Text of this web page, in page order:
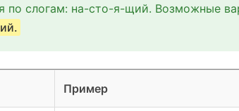
по слогам: на-сто-я-щий. Возможные
Пример